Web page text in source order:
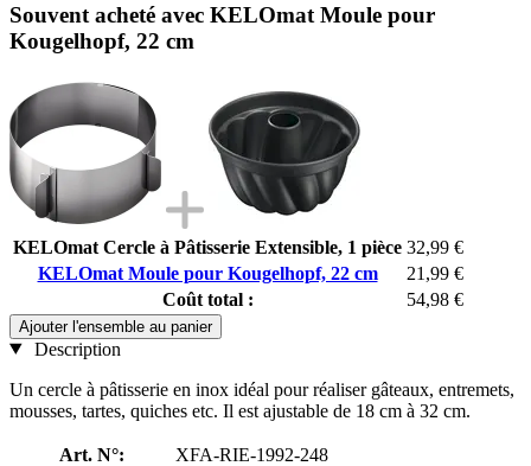
Souvent acheté avec KELOmat Moule pour
Kougelhopf, 22 cm
KELOmat Cercle à Pâtisserie Extensible, 1 pièce 32,99 €
KELOmat Moule pour Kougelhopf, 22 cm
21,99 €
Coût total :
54,98 €
Ajouter l'ensemble au panier
Description
Un cercle à pâtisserie en inox idéal pour réaliser gâteaux, entremets,
mousses, tartes, quiches etc. Il est ajustable de 18 cm à 32 cm.
Art. N°:
XFA-RIE-1992-248